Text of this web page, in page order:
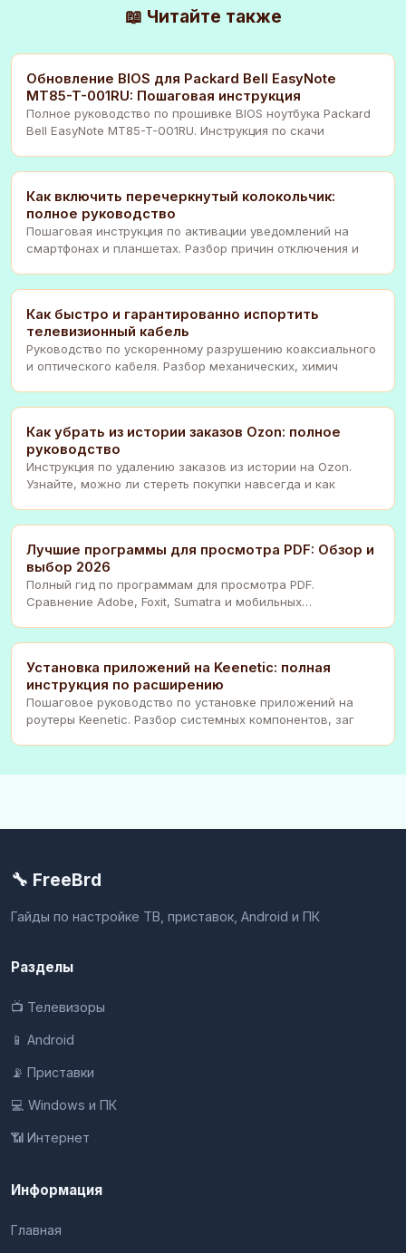
📖 Читайте также
Обновление BIOS для Packard Bell EasyNote
MT85-T-001RU: Пошаговая инструкция
Полное руководство по прошивке BIOS ноутбука Packard
Bell EasyNote MT85-T-001RU. Инструкция по скачи
Как включить перечеркнутый колокольчик:
полное руководство
Пошаговая инструкция по активации уведомлений на
смартфонах и планшетах. Разбор причин отключения и
Как быстро и гарантированно испортить
телевизионный кабель
Руководство по ускоренному разрушению коаксиального
и оптического кабеля. Разбор механических, химич
Как убрать из истории заказов Ozon: полное
руководство
Инструкция по удалению заказов из истории на Ozon.
Узнайте, можно ли стереть покупки навсегда и как
Лучшие программы для просмотра PDF: Обзор и
выбор 2026
Полный гид по программам для просмотра PDF.
Сравнение Adobe, Foxit, Sumatra и мобильных
Установка приложений на Keenetic: полная
инструкция по расширению
Пошаговое руководство по установке приложений на
роутеры Keenetic. Разбор системных компонентов, заг
🔧 FreeBrd
Гайды по настройке ТВ, приставок, Android и ПК
Разделы
📺 Телевизоры
📱 Android
📡 Приставки
💻 Windows и ПК
📶 Интернет
Информация
Главная